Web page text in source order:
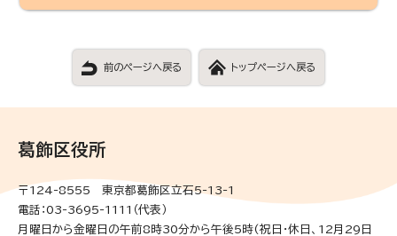
前のページへ戻る トップページへ戻る
葛飾区役所
〒124-8555 東京都葛飾区立石5-13-1
電話：03-3695-1111（代表）
月曜日から金曜日の午前8時30分から午後5時(祝日・休日、12月29日